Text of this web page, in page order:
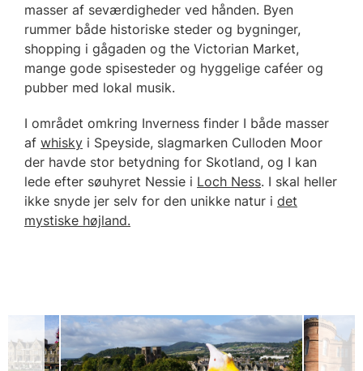
masser af seværdigheder ved hånden. Byen
rummer både historiske steder og bygninger,
shopping i gågaden og the Victorian Market,
mange gode spisesteder og hyggelige caféer og
pubber med lokal musik.
I området omkring Inverness finder I både masser
af whisky i Speyside, slagmarken Culloden Moor
der havde stor betydning for Skotland, og I kan
lede efter søuhyret Nessie i Loch Ness. I skal heller
ikke snyde jer selv for den unikke natur i det
mystiske højland.